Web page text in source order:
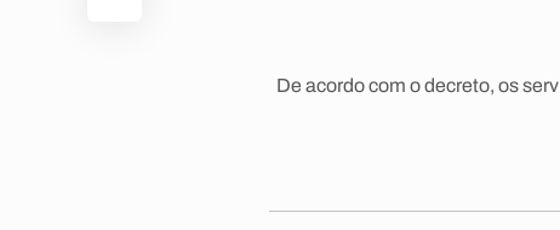
De acordo com o decreto, os